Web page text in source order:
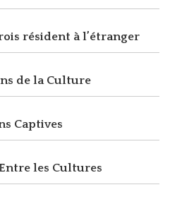
résident à l’étranger
de la Culture
Captives
les Cultures